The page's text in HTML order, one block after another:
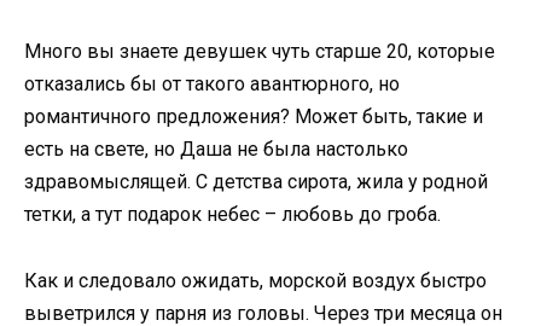
Много вы знаете девушек чуть старше 20, которые
отказались бы от такого авантюрного, но
романтичного предложения? Может быть, такие и
есть на свете, но Даша не была настолько
здравомыслящей. С детства сирота, жила у родной
тетки, а тут подарок небес – любовь до гроба.
Как и следовало ожидать, морской воздух быстро
выветрился у парня из головы. Через три месяца он